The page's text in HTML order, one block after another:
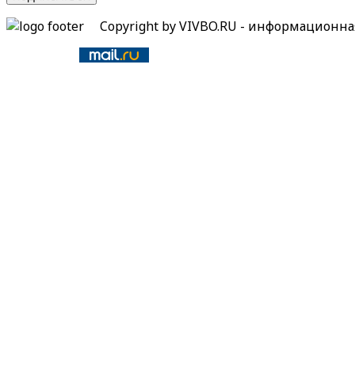
Copyright by VIVBO.RU -